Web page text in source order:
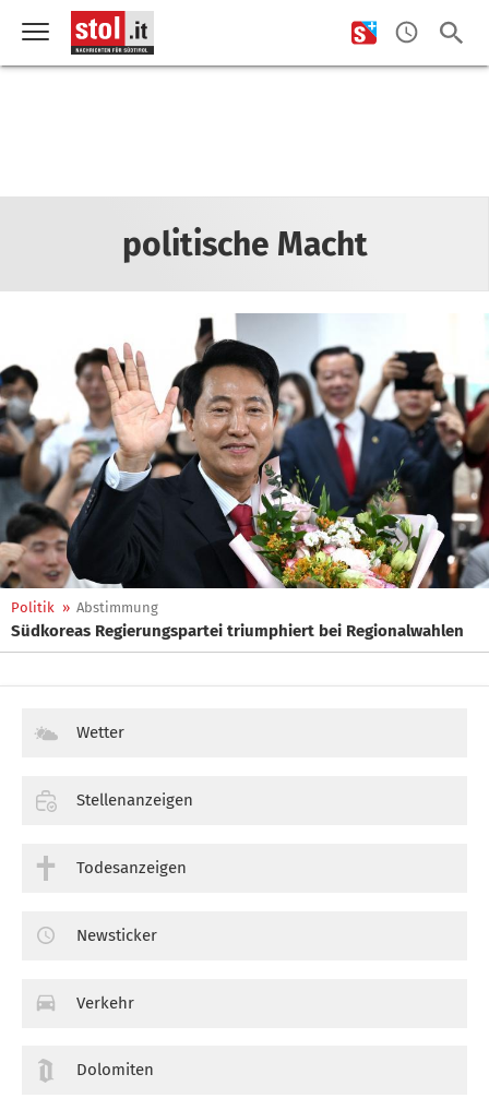
politische Macht
Politik » Abstimmung
Südkoreas Regierungspartei triumphiert bei Regionalwahlen
Wetter
Stellenanzeigen
Todesanzeigen
Newsticker
Verkehr
Dolomiten